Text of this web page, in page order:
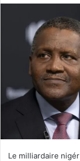
Le milliardaire